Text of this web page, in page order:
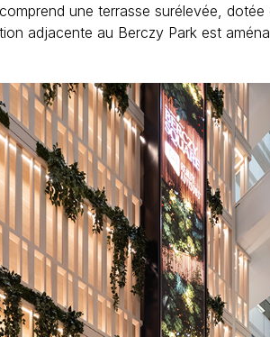
une terrasse surélevée, dotée
adjacente au Berczy Park est